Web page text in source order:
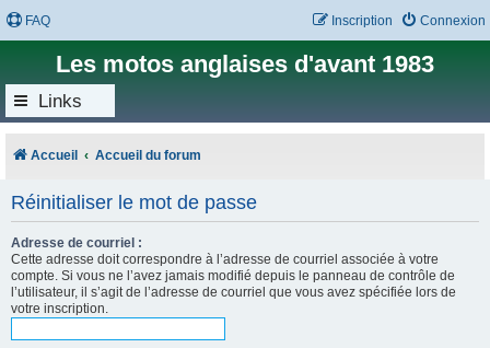
FAQ Connexion
Inscription
Les motos anglaises d'avant 1983
Links
Accueil Accueil du forum
Réinitialiser le mot de passe
Adresse de courriel :
Cette adresse doit correspondre à l’adresse de courriel associée à votre
compte. Si vous ne l’avez jamais modifié depuis le panneau de contrôle de
l’utilisateur, il s’agit de l’adresse de courriel que vous avez spécifiée lors de
votre inscription.